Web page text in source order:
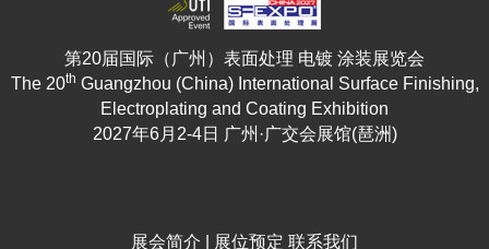
第20届国际（广州）表面处理 电镀 涂装展览会
The 20th Guangzhou (China) International Surface Finishing,
Electroplating and Coating Exhibition
2027年6月2-4日 广州·广交会展馆(琶洲)
展会简介 展位预定 联系我们